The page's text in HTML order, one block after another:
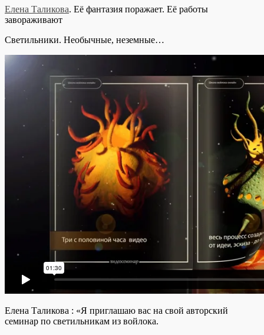
Елена Таликова. Её фантазия поражает. Её работы
завораживают
Светильники. Необычные, неземные…
Елена Таликова : «Я приглашаю вас на свой авторский
семинар по светильникам из войлока.